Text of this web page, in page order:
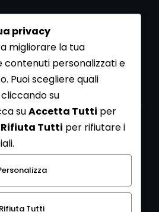
gratuita di archeologia realizzata
iscriviti alla nostra
l'utente dichiara di aver letto
e di acconsentire al trattamento
privacy
migliorare la tua
contenuti personalizzati e
Puoi scegliere quali
su
suAccetta Tutti per
Rifiuta Tutti per rifiutare i
Rifiuta Tutti